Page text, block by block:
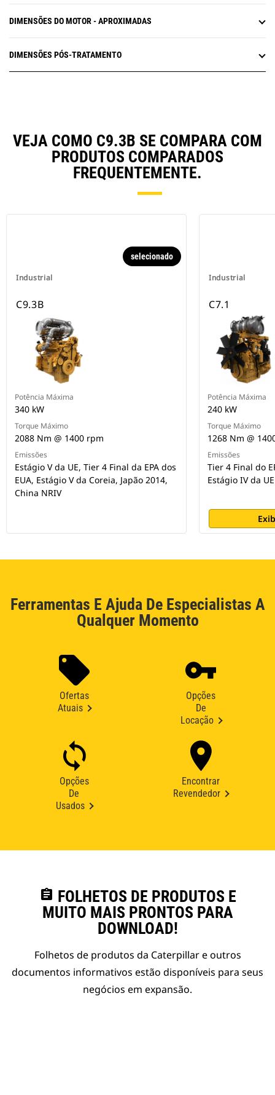
DIMENSÕES DO MOTOR - APROXIMADAS
DIMENSÕES PÓS-TRATAMENTO
VEJA COMO C9.3B SE COMPARA COM
PRODUTOS COMPARADOS
FREQUENTEMENTE.
Industrial
selecionado
C9.3B
Potência Máxima
340 kW
Torque Máximo
2088 Nm @ 1400 rpm
Emissões
Estágio V da UE, Tier 4 Final da EPA dos
EUA, Estágio V da Coreia, Japão 2014,
China NRIV
Industrial
C7.1
Potência Máxima
240 kW
Torque Máximo
1268 Nm @
Emissões
Tier 4 Final do
Estágio IV da UE
Ferramentas E Ajuda De Especialistas A
Qualquer Momento
Ofertas
Atuais
Opções
De
Locação
Opções
De
Usados
Encontrar
Revendedor
assignment FOLHETOS DE PRODUTOS E
MUITO MAIS PRONTOS PARA
DOWNLOAD!
Folhetos de produtos da Caterpillar e outros
documentos informativos estão disponíveis para seus
negócios em expansão.